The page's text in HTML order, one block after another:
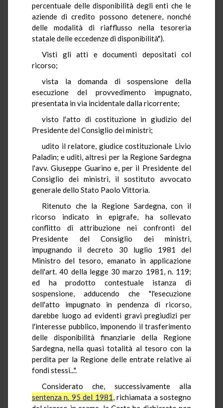
percentuale delle disponibilità degli enti che le
aziende di credito possono detenere, nonché
delle modalità di riafflusso nella tesoreria
statale delle eccedenze di disponibilità").
Visti gli atti e documenti depositati col
ricorso;
vista la domanda di sospensione della
esecuzione del provvedimento impugnato,
presentata in via incidentale dalla ricorrente;
visto l'atto di costituzione in giudizio del
Presidente del Consiglio dei ministri;
udito il relatore, giudice costituzionale Livio
Paladin; e uditi, altresì per la Regione Sardegna
l'avv. Giuseppe Guarino e, per il Presidente del
Consiglio dei ministri, il sostituto avvocato
generale dello Stato Paolo Vittoria.
Ritenuto che la Regione Sardegna, con il
ricorso indicato in epigrafe, ha sollevato
conflitto di attribuzione nei confronti del
Presidente del Consiglio dei ministri,
impugnando il decreto 30 luglio 1981 del
Ministro del tesoro, emanato in applicazione
dell'art. 40 della legge 30 marzo 1981, n. 119;
ed ha prodotto contestuale istanza di
sospensione, adducendo che "l'esecuzione
dell'atto impugnato in pendenza di ricorso,
darebbe luogo ad evidenti gravi pregiudizi per
l'interesse pubblico, imponendo il trasferimento
delle disponibilità finanziarie della Regione
Sardegna, nella quasi totalità al tesoro con la
perdita per la Regione delle entrate relative ai
fondi stessi...".
Considerato che, successivamente alla
sentenza n. 95 del 1981, richiamata a sostegno